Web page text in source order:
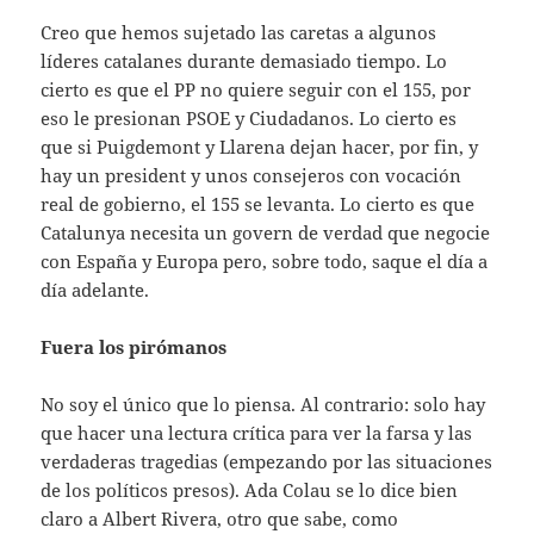
Creo que hemos sujetado las caretas a algunos
líderes catalanes durante demasiado tiempo. Lo
cierto es que el PP no quiere seguir con el 155, por
eso le presionan PSOE y Ciudadanos. Lo cierto es
que si Puigdemont y Llarena dejan hacer, por fin, y
hay un president y unos consejeros con vocación
real de gobierno, el 155 se levanta. Lo cierto es que
Catalunya necesita un govern de verdad que negocie
con España y Europa pero, sobre todo, saque el día a
día adelante.
Fuera los pirómanos
No soy el único que lo piensa. Al contrario: solo hay
que hacer una lectura crítica para ver la farsa y las
verdaderas tragedias (empezando por las situaciones
de los políticos presos). Ada Colau se lo dice bien
claro a Albert Rivera, otro que sabe, como